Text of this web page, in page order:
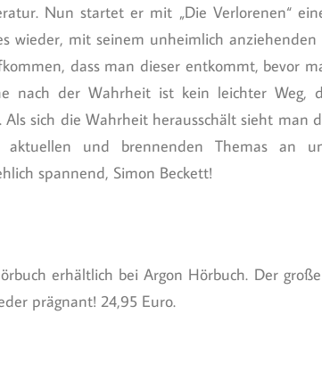
Nun startet er mit „Die Verlorenen“
wieder, mit seinem unheimlich
dass man dieser entkommt, bevor
nach der Wahrheit ist kein leichter Weg,
Als sich die Wahrheit herausschält sieht
aktuellen und brennenden Themas an
spannend, Simon Beckett!
erhältlich bei Argon Hörbuch. Der
prägnant! 24,95 Euro.